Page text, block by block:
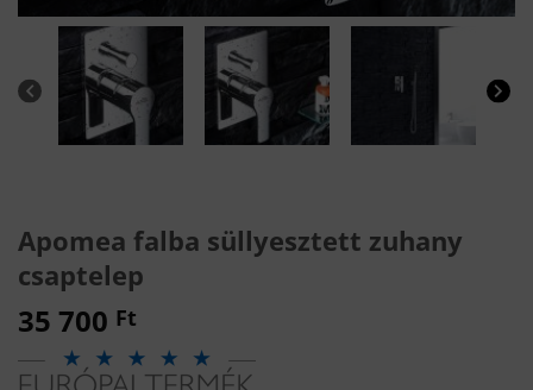
Apomea falba süllyesztett zuhany
csaptelep
35 700 Ft